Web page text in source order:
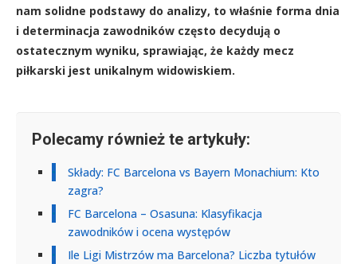
nam solidne podstawy do analizy, to właśnie forma dnia
i determinacja zawodników często decydują o
ostatecznym wyniku, sprawiając, że każdy mecz
piłkarski jest unikalnym widowiskiem.
Polecamy również te artykuły:
Składy: FC Barcelona vs Bayern Monachium: Kto
zagra?
FC Barcelona – Osasuna: Klasyfikacja
zawodników i ocena występów
Ile Ligi Mistrzów ma Barcelona? Liczba tytułów